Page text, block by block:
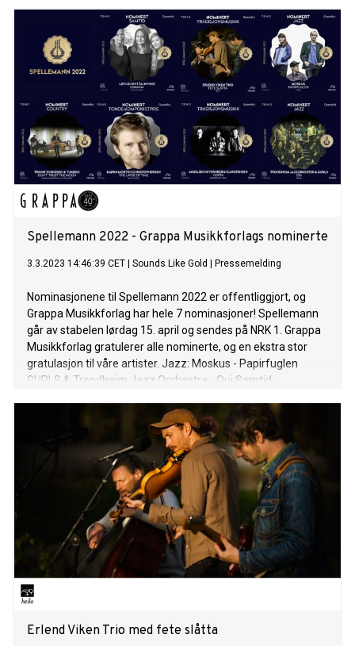
Spellemann 2022 - Grappa Musikkforlags nominerte
3.3.2023 14:46:39 CET Sounds Like Gold Pressemelding
Nominasjonene til Spellemann 2022 er offentliggjort, og
Grappa Musikkforlag har hele 7 nominasjoner! Spellemann
går av stabelen lørdag 15. april og sendes på NRK 1. Grappa
Musikkforlag gratulerer alle nominerte, og en ekstra stor
gratulasjon til våre artister. Jazz: Moskus - Papirfuglen
GURLS & Trondheim Jazz Orchestra - Oui Samtid:
Tuxedo - Don't Trust the Moon TONOs komponistpris: Bjørn
Morten Christophersen - The Lapse of Time
Tradisjonsmusikk: Akselsen/Kvernberg/Carstensen - Horta
Erlend Viken Trio - Fete slåtta
Erlend Viken Trio med fete slåtta